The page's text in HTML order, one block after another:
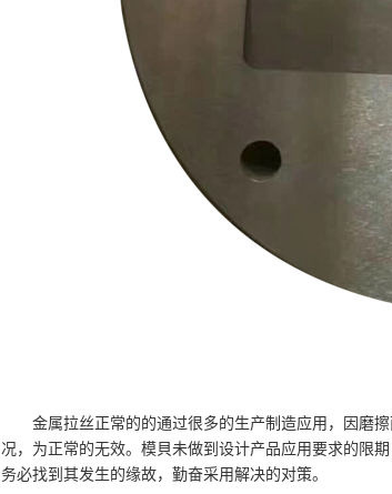
金属拉丝正常的的通过很多的生产制造应用，因磨擦
况，为正常的无效。模貝未做到设计产品应用要求的限
务必找到其发生的缘故，勤奋采用解决的对策。